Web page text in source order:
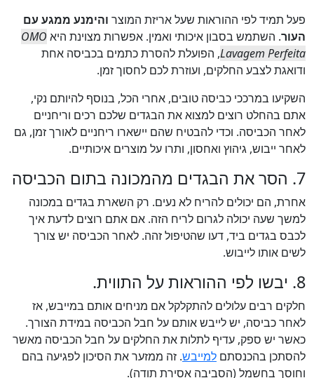
פעל תמיד לפי ההוראות שעל אריזת המוצר והימנע ממגע עם
העור. השתמש בסבון איכותי ואמין. אפשרות מצוינת היא OMO
Lavagem Perfeita, הפועלת להסרת כתמים בכביסה אחת
ודואגת לצבע החלקים, ועוזרת לכם לחסוך זמן.
השקיעו במרככי כביסה טובים, אחרי הכל, בנוסף להיותם נקי,
אתם בהחלט רוצים למצוא את הבגדים שלכם רכים וריחניים
לאחר הכביסה. וכדי להבטיח שהם יישארו ריחניים לאורך זמן, גם
לאחר ייבוש, גיהוץ ואחסון, ותרו על מוצרים איכותיים.
7. הסר את הבגדים מהמכונה בתום הכביסה
אחרת, הם יכולים להריח לא נעים. רק השארת בגדים במכונה
למשך שעה יכולה לגרום לריח הזה. אם אתם רוצים לדעת איך
לכבס בגדים ביד, דעו שהטיפול זהה. לאחר הכביסה יש צורך
לשים אותו לייבוש.
8. יבשו לפי ההוראות על התווית.
חלקים רבים עלולים להתקלקל אם מניחים אותם במייבש, אז
לאחר כביסה, יש לייבש אותם על חבל הכביסה במידת הצורך.
כאשר יש ספק, עדיף לתלות את החלקים על חבל הכביסה מאשר
להסתכן בהכנסתם למייבש. זה ממזער את הסיכון לפגיעה בהם
וחוסך בחשמל (הסביבה אסירת תודה).